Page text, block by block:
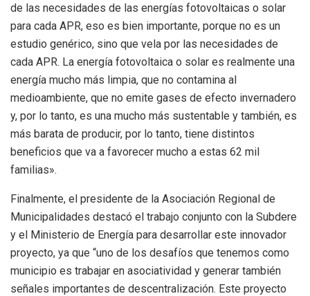
de las necesidades de las energías fotovoltaicas o solar
para cada APR, eso es bien importante, porque no es un
estudio genérico, sino que vela por las necesidades de
cada APR. La energía fotovoltaica o solar es realmente una
energía mucho más limpia, que no contamina al
medioambiente, que no emite gases de efecto invernadero
y, por lo tanto, es una mucho más sustentable y también, es
más barata de producir, por lo tanto, tiene distintos
beneficios que va a favorecer mucho a estas 62 mil
familias».
Finalmente, el presidente de la Asociación Regional de
Municipalidades destacó el trabajo conjunto con la Subdere
y el Ministerio de Energía para desarrollar este innovador
proyecto, ya que “uno de los desafíos que tenemos como
municipio es trabajar en asociatividad y generar también
señales importantes de descentralización. Este proyecto